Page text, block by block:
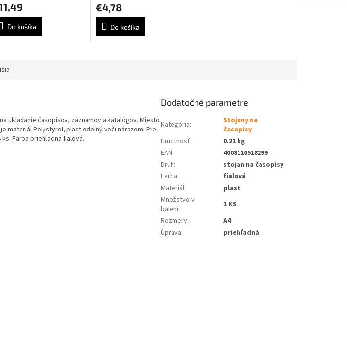
Do košíka
€4,78
Do košíka
ukladanie časopisov, záznamov a katalógov. Miesto
materiál Polystyrol, plast odolný voči nárazom. Pre
ks. Farba priehľadná fialová.
Dodatočné parametre
Kategória:
Stojany na
časopisy
Hmotnosť:
0.21 kg
EAN:
4008110518299
Druh:
stojan na časopisy
Farba:
fialová
Materiál:
plast
Množstvo v
balení:
1 KS
Rozmery:
A4
Úprava: priehľadná